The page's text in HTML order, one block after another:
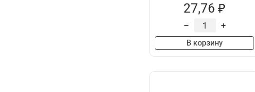
27,76 ₽
– +
В корзину